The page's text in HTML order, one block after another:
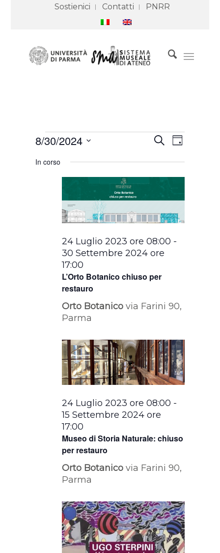
Sostienici Contatti PNRR
Eventi
for
2024
Eventi
Ricerca
Navigazione
CercaEvento
Viste
Giorno
8/30/2024
In corso
L’Orto Botanico chiuso per
restauro
24 Luglio 2023 ore 08:00 -
30 Settembre 2024 ore
17:00
Orto Botanicovia Farini 90,
Parma
Museo di Storia Naturale: chiuso
per restauro
24 Luglio 2023 ore 08:00 -
15 Settembre 2024 ore
17:00
Orto Botanicovia Farini 90,
Parma